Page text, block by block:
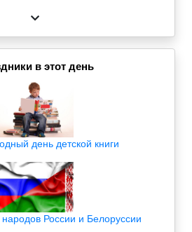
в этот день
день детской книги
России и Белоруссии